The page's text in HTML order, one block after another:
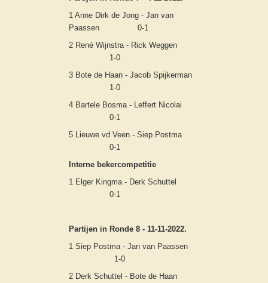
1 Anne Dirk de Jong - Jan van
Paassen 0-1
2 René Wijnstra - Rick Weggen
1-0
3 Bote de Haan - Jacob Spijkerman
1-0
4 Bartele Bosma - Leffert Nicolai
0-1
5 Lieuwe vd Veen - Siep Postma
0-1
Interne bekercompetitie
1 Elger Kingma - Derk Schuttel
0-1
Partijen in Ronde 8 - 11-11-2022.
1 Siep Postma - Jan van Paassen
1-0
2 Derk Schuttel - Bote de Haan